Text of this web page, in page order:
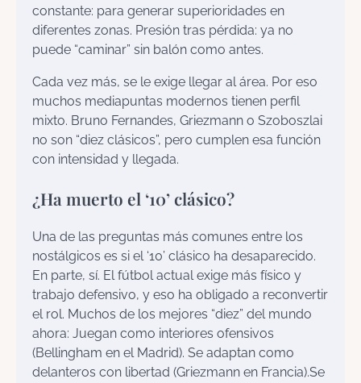
constante: para generar superioridades en
diferentes zonas. Presión tras pérdida: ya no
puede “caminar” sin balón como antes.
Cada vez más, se le exige llegar al área. Por eso
muchos mediapuntas modernos tienen perfil
mixto. Bruno Fernandes, Griezmann o Szoboszlai
no son “diez clásicos”, pero cumplen esa función
con intensidad y llegada.
¿Ha muerto el ‘10’ clásico?
Una de las preguntas más comunes entre los
nostálgicos es si el ‘10’ clásico ha desaparecido.
En parte, sí. El fútbol actual exige más físico y
trabajo defensivo, y eso ha obligado a reconvertir
el rol. Muchos de los mejores “diez” del mundo
ahora: Juegan como interiores ofensivos
(Bellingham en el Madrid). Se adaptan como
delanteros con libertad (Griezmann en Francia).Se